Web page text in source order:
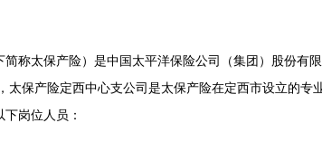
太保产险）是中国太平洋保险公司（集团）股份有
太保产险定西中心支公司是太保产险在定西市设立的专
岗位人员：